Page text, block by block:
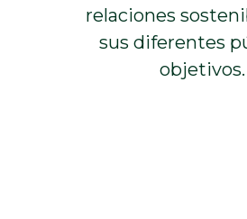
relaciones
sus diferentes
objetivos.